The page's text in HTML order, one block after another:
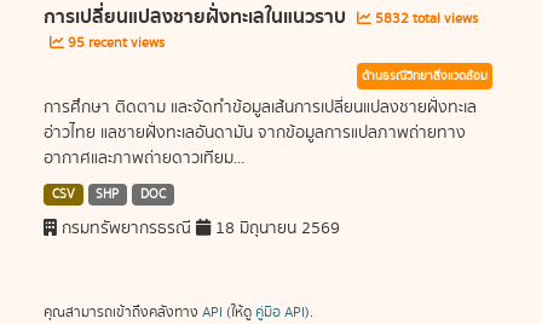
การเปลี่ยนแปลงชายฝั่งทะเลในแนวราบ
5832 total views
95 recent views
ด้านธรณีวิทยาสิ่งแวดล้อม
การศึกษา ติดตาม และจัดทำข้อมูลเส้นการเปลี่ยนแปลงชายฝั่งทะเล
อ่าวไทย แลชายฝั่งทะเลอันดามัน จากข้อมูลการแปลภาพถ่ายทาง
อากาศและภาพถ่ายดาวเทียม...
CSV SHP DOC
กรมทรัพยากรธรณี 18 มิถุนายน 2569
คุณสามารถเข้าถึงคลังทาง API (ให้ดู คู่มือ API).